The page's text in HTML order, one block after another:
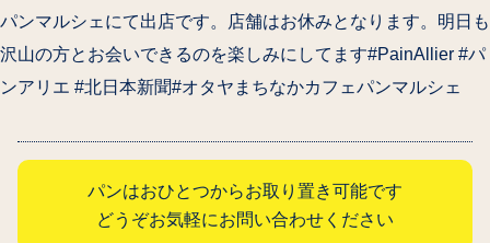
パンマルシェにて出店です。店舗はお休みとなります。明日も
沢山の方とお会いできるのを楽しみにしてます#PainAllier #パ
ンアリエ #北日本新聞#オタヤまちなかカフェパンマルシェ
パンはおひとつからお取り置き可能です
どうぞお気軽にお問い合わせください